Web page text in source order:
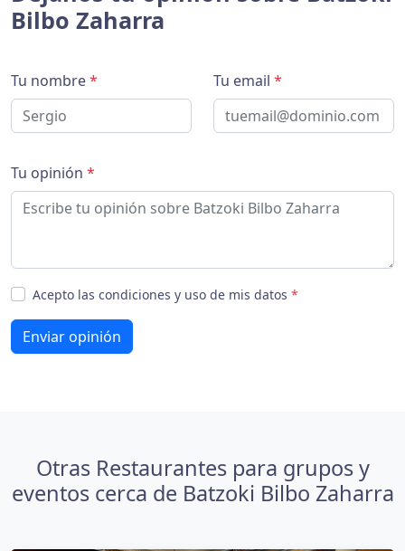
Bilbo Zaharra
Tu nombre* Tu email *
Tu opinión *
Acepto las condiciones y uso de mis datos *
Enviar opinión
Otras Restaurantes para grupos y
eventos cerca de Batzoki Bilbo Zaharra